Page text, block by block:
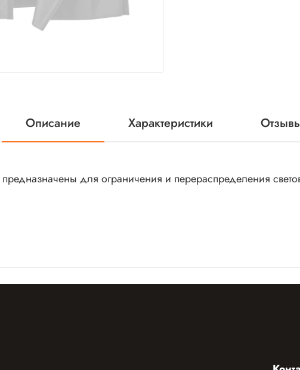
Описание Характеристики
предназначены для ограничения и перераспределения